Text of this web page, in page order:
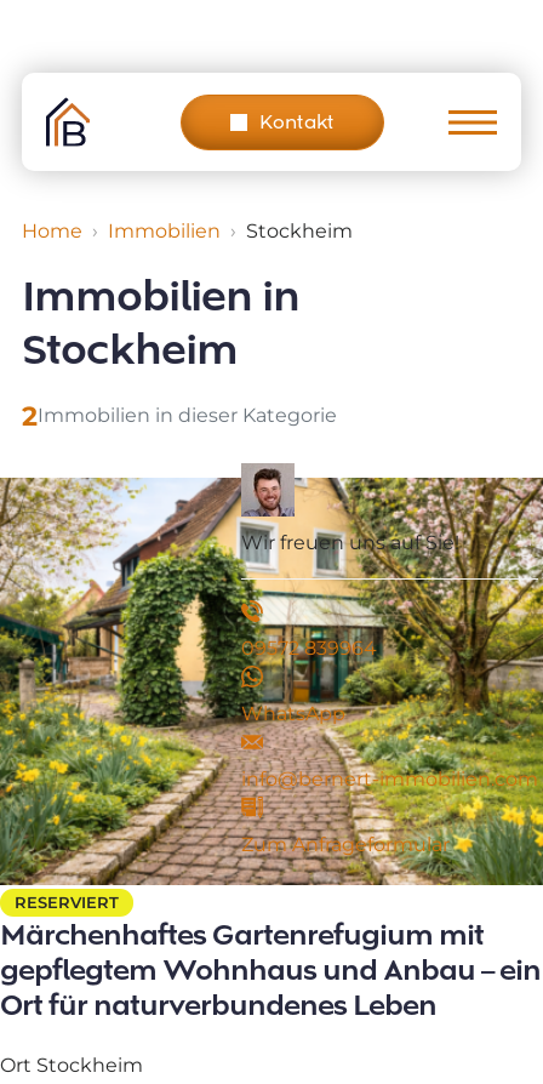
content
Kontakt
Wir freuen uns auf Sie!
09572 839964
WhatsApp
info@bernert-immobilien.com
Zum Anfrageformular
Home Immobilien Stockheim
Immobilien in
Stockheim
2Immobilien in dieser Kategorie
RESERVIERT
Märchenhaftes Gartenrefugium mit
gepflegtem Wohnhaus und Anbau – ein
Ort für naturverbundenes Leben
Ort Stockheim